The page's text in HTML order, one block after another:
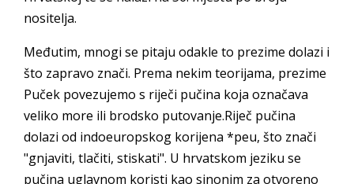
nositelja.
Međutim, mnogi se pitaju odakle to prezime dolazi i
što zapravo znači. Prema nekim teorijama, prezime
Puček povezujemo s riječi pučina koja označava
veliko more ili brodsko putovanje.Riječ pučina
dolazi od indoeuropskog korijena *peu, što znači
"gnjaviti, tlačiti, stiskati". U hrvatskom jeziku se
pučina uglavnom koristi kao sinonim za otvoreno